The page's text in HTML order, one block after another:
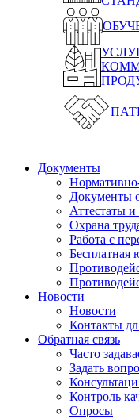
Документы
Документы
Аттестаты
Охрана
Работа с
Бесплатная
Новости
Новости
Контакты
Обратная связь
Часто
Задать
Контроль
Опросы